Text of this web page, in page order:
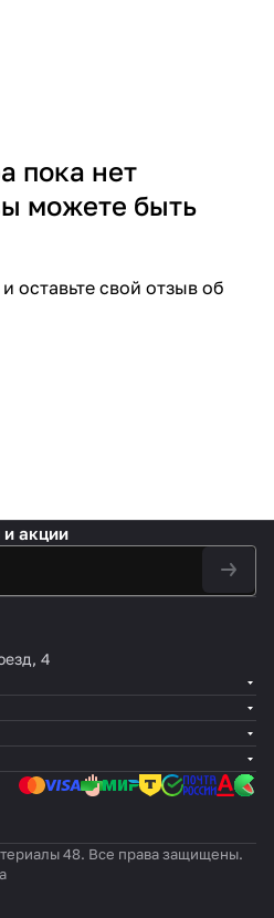
пока нет
можете быть
оставьте свой отзыв об
и акции
4
48. Все права защищены.